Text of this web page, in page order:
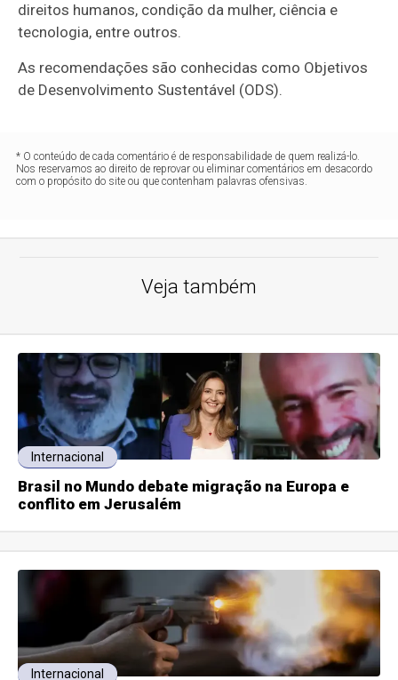
direitos humanos, condição da mulher, ciência e
tecnologia, entre outros.
As recomendações são conhecidas como Objetivos
de Desenvolvimento Sustentável (ODS).
* O conteúdo de cada comentário é de responsabilidade de quem realizá-lo.
Nos reservamos ao direito de reprovar ou eliminar comentários em desacordo
com o propósito do site ou que contenham palavras ofensivas.
Veja também
Internacional
Brasil no Mundo debate migração na Europa e
conflito em Jerusalém
Internacional